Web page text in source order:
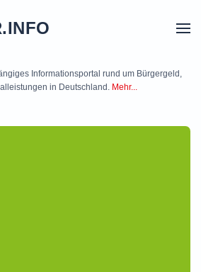
Informationsportal rund um Bürgergeld,
in Deutschland. Mehr...